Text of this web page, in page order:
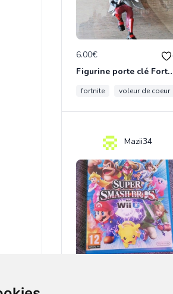
6.00€
Figurine porte clé Fortnite
fortnite voleur de coeur
Mazii34